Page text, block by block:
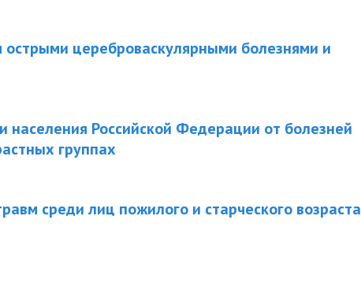
острыми цереброваскулярными болезнями и
населения Российской Федерации от болезней
группах
среди лиц пожилого и старческого возраста